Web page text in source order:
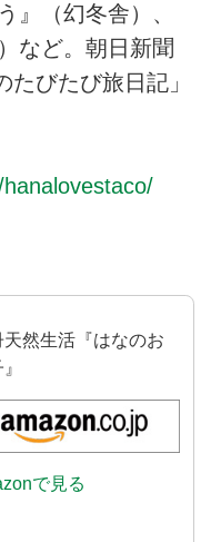
（幻冬舎）、
など。朝日新聞
びたび旅日記」
天然生活『はなのお
で見る